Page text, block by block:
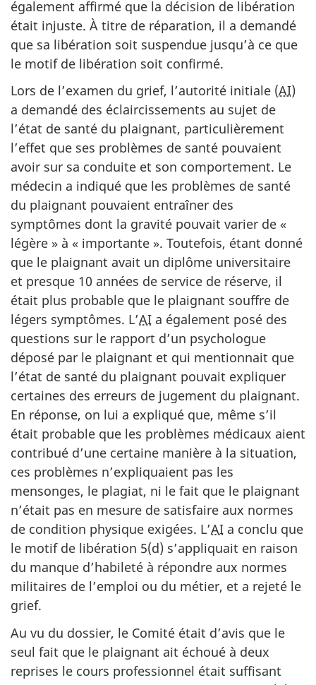
également affirmé que la décision de libération
était injuste. À titre de réparation, il a demandé
que sa libération soit suspendue jusqu’à ce que
le motif de libération soit confirmé.
Lors de l’examen du grief, l’autorité initiale (AI)
a demandé des éclaircissements au sujet de
l’état de santé du plaignant, particulièrement
l’effet que ses problèmes de santé pouvaient
avoir sur sa conduite et son comportement. Le
médecin a indiqué que les problèmes de santé
du plaignant pouvaient entraîner des
symptômes dont la gravité pouvait varier de «
légère » à « importante ». Toutefois, étant donné
que le plaignant avait un diplôme universitaire
et presque 10 années de service de réserve, il
était plus probable que le plaignant souffre de
légers symptômes. L’AI a également posé des
questions sur le rapport d’un psychologue
déposé par le plaignant et qui mentionnait que
l’état de santé du plaignant pouvait expliquer
certaines des erreurs de jugement du plaignant.
En réponse, on lui a expliqué que, même s’il
était probable que les problèmes médicaux aient
contribué d’une certaine manière à la situation,
ces problèmes n’expliquaient pas les
mensonges, le plagiat, ni le fait que le plaignant
n’était pas en mesure de satisfaire aux normes
de condition physique exigées. L’AI a conclu que
le motif de libération 5(d) s’appliquait en raison
du manque d’habileté à répondre aux normes
militaires de l’emploi ou du métier, et a rejeté le
grief.
Au vu du dossier, le Comité était d’avis que le
seul fait que le plaignant ait échoué à deux
reprises le cours professionnel était suffisant